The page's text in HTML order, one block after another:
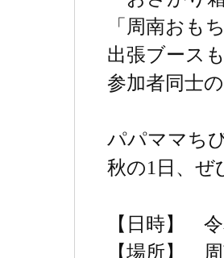
「周南おも
出張ブース
参加者同士
パパママち
秋の1日、ぜ
【日時】
【場所】